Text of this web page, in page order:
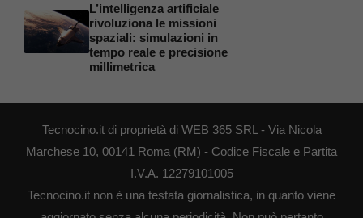
L’intelligenza artificiale
rivoluziona le missioni
spaziali: simulazioni in
tempo reale e precisione
millimetrica
Tecnocino.it di proprietà di WEB 365 SRL - Via Nicola
Marchese 10, 00141 Roma (RM) - Codice Fiscale e Partita
I.V.A. 12279101005
Tecnocino.it non è una testata giornalistica, in quanto viene